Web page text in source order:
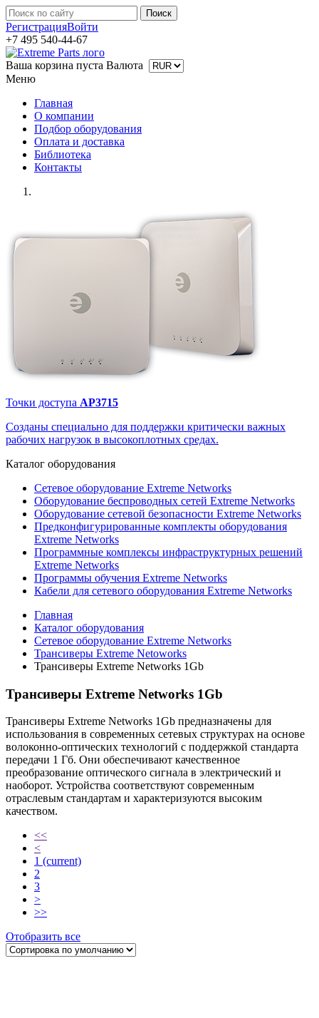
РегистрацияВойти
+7 495 540-44-67
Ваша корзина пуста Валюта
Меню
Главная
О компании
Подбор оборудования
Оплата и доставка
Библиотека
Контакты
Точки доступа AP3715
Созданы специально для поддержки критически важных
рабочих нагрузок в высокоплотных средах.
Каталог оборудования
Сетевое оборудование Extreme Networks
Оборудование беспроводных сетей Extreme Networks
Оборудование сетевой безопасности Extreme Networks
Предконфигурированные комплекты оборудования
Extreme Networks
Программные комплексы инфраструктурных решений
Extreme Networks
Программы обучения Extreme Networks
Кабели для сетевого оборудования Extreme Networks
Главная
Каталог оборудования
Сетевое оборудование Extreme Networks
Трансиверы Extreme Netoworks
Трансиверы Extreme Networks 1Gb
Трансиверы Extreme Networks 1Gb
Трансиверы Extreme Networks 1Gb предназначены для
использования в современных сетевых структурах на основе
волоконно-оптических технологий с поддержкой стандарта
передачи 1 Гб. Они обеспечивают качественное
преобразование оптического сигнала в электрический и
наоборот. Устройства соответствуют современным
отраслевым стандартам и характеризуются высоким
качеством.
<<
<
1 (current)
2
3
>
>>
Отобразить все